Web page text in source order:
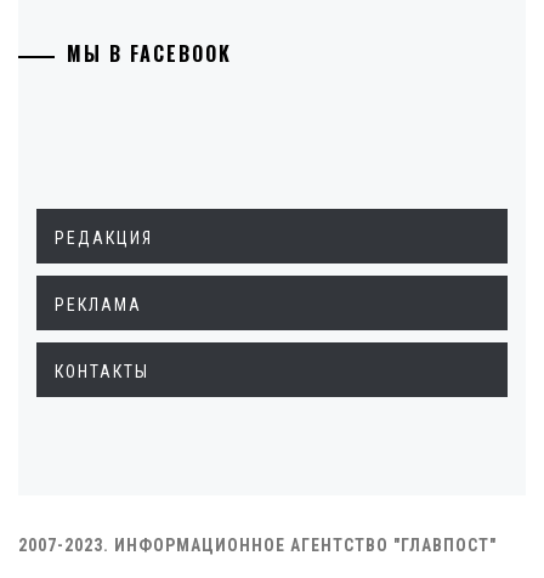
МЫ В FACEBOOK
РЕДАКЦИЯ
РЕКЛАМА
КОНТАКТЫ
2007-2023. ИНФОРМАЦИОННОЕ АГЕНТСТВО "ГЛАВПОСТ"